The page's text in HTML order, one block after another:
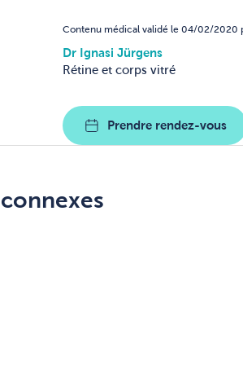
Contenu médical validé le 04/02/2020
Dr Ignasi Jürgens
Rétine et corps vitré
Prendre rendez-vous